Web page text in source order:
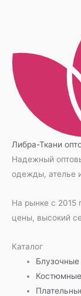
Либра-Ткани
Надежный
одежды, ателье
На рынке с 2015
цены, высокий
Каталог
Блузочные